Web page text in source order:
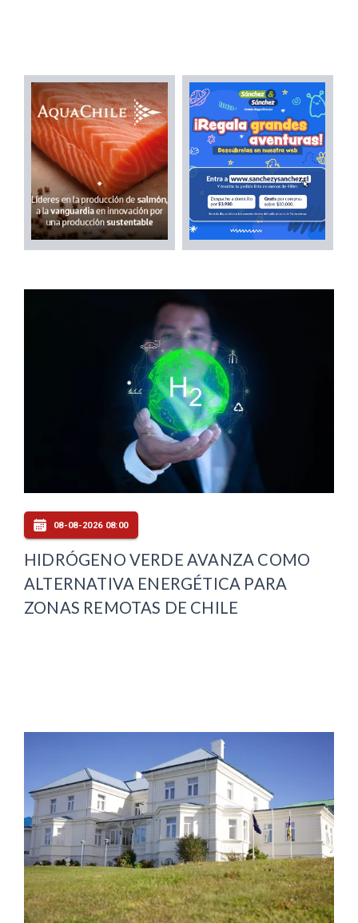
08-08-2026 08:00
HIDRÓGENO VERDE AVANZA COMO
ALTERNATIVA ENERGÉTICA PARA
ZONAS REMOTAS DE CHILE